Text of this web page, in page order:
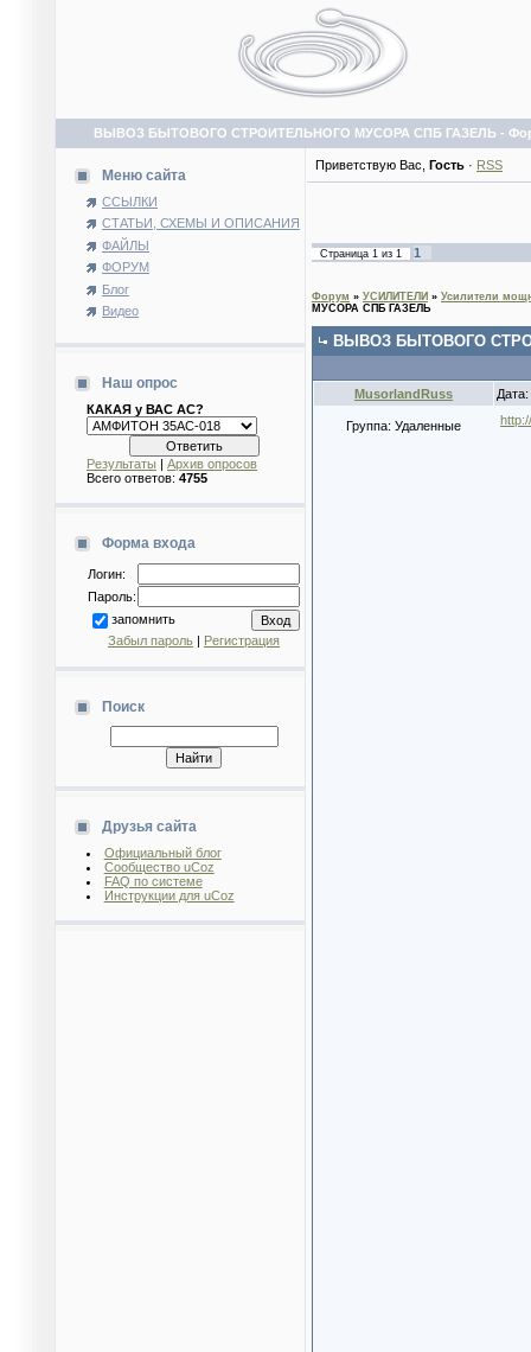
ВЫВОЗ БЫТОВОГО СТРОИТЕЛЬНОГО МУСОРА СПБ ГАЗЕЛЬ -
Меню сайта
ССЫЛКИ
СТАТЬИ, СХЕМЫ И ОПИСАНИЯ
ФАЙЛЫ
ФОРУМ
Блог
Видео
Наш опрос
КАКАЯ у ВАС АС?
Результаты | Архив опросов
Всего ответов: 4755
Форма входа
Логин:
Пароль:
запомнить
Забыл пароль | Регистрация
Поиск
Друзья сайта
Официальный блог
Сообщество uCoz
FAQ по системе
Инструкции для uCoz
Приветствую Вас Гость · RSS
Страница 1 из 1 1
Форум » УСИЛИТЕЛИ » Усилители
МУСОРА СПБ ГАЗЕЛЬ
ВЫВОЗ БЫТОВОГО
MusorlandRuss
Группа: Удаленные